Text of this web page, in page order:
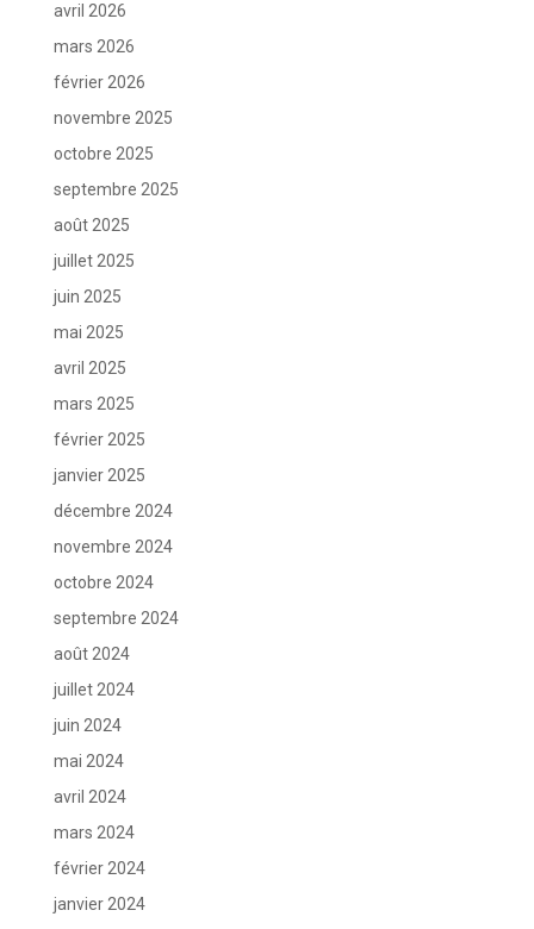
avril 2026
mars 2026
février 2026
novembre 2025
octobre 2025
septembre 2025
août 2025
juillet 2025
juin 2025
mai 2025
avril 2025
mars 2025
février 2025
janvier 2025
décembre 2024
novembre 2024
octobre 2024
septembre 2024
août 2024
juillet 2024
juin 2024
mai 2024
avril 2024
mars 2024
février 2024
janvier 2024